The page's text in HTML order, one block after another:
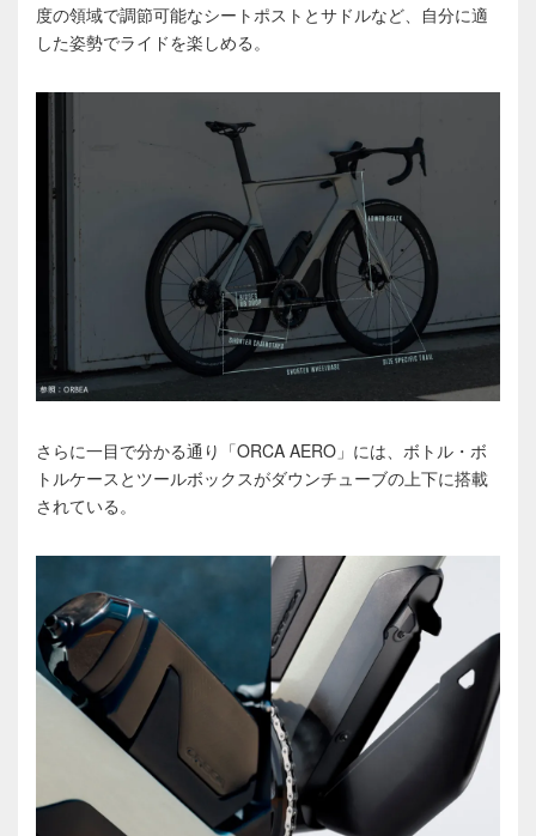
度の領域で調節可能なシートポストとサドルなど、自分に適
した姿勢でライドを楽しめる。
さらに一目で分かる通り「ORCA AERO」には、ボトル・ボ
トルケースとツールボックスがダウンチューブの上下に搭載
されている。